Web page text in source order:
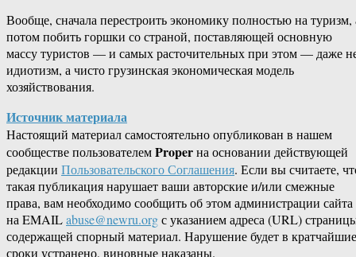
Вообще, сначала перестроить экономику полностью на туризм,
потом побить горшки со страной, поставляющей основную
массу туристов — и самых расточительных при этом — даже
идиотизм, а чисто грузинская экономическая модель
хозяйствования.
Источник материала
Настоящий материал самостоятельно опубликован в нашем
сообществе пользователемProperна основании действующей
редакции Пользовательского Соглашения. Если вы считаете,
такая публикация нарушает ваши авторские и/или смежные
права, вам необходимо сообщить об этом администрации сайта
на EMAILabuse@newru.orgс указанием адреса (URL)
содержащей спорный материал. Нарушение будет в кратчайшие
сроки устранено, виновные наказаны.